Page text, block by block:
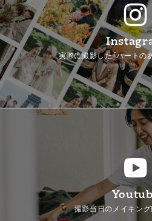
実際に撮影した「ハートの
撮影当日のメイキン